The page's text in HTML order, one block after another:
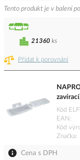
Tento produkt je v balení
Přidat k porovnání
21360 ks
Kód
EAN
Kód
Značka
Cena s DPH